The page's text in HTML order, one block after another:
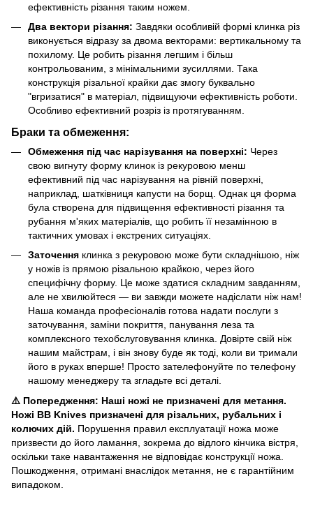
ефективність різання таким ножем.
Два вектори різання: Завдяки особливій формі клинка різ
виконується відразу за двома векторами: вертикальному та
похилому. Це робить різання легшим і більш
контрольованим, з мінімальними зусиллями. Така
конструкція різальної крайки дає змогу буквально
"вгризатися" в матеріал, підвищуючи ефективність роботи.
Особливо ефективний розріз із протягуванням.
Браки та обмеження:
Обмеження під час нарізування на поверхні: Через
свою вигнуту форму клинок із рекуровою менш
ефективний під час нарізування на рівній поверхні,
наприклад, шатківниця капусти на борщ. Однак ця форма
була створена для підвищення ефективності різання та
рубання м'яких матеріалів, що робить її незамінною в
тактичних умовах і екстрених ситуаціях.
Заточення клинка з рекуровою може бути складнішою, ніж
у ножів із прямою різальною крайкою, через його
специфічну форму. Це може здатися складним завданням,
але не хвилюйтеся — ви завжди можете надіслати ніж нам!
Наша команда професіоналів готова надати послуги з
заточування, заміни покриття, панування леза та
комплексного техобслуговування клинка. Довірте свій ніж
нашим майстрам, і він знову буде як тоді, коли ви тримали
його в руках вперше! Просто зателефонуйте по телефону
нашому менеджеру та згладьте всі деталі.
⚠️ Попередження: Наші ножі не призначені для метання.
Ножі BB Knives призначені для різальних, рубальних і
колючих дій. Порушення правил експлуатації ножа може
призвести до його ламання, зокрема до відлого кінчика вістря,
оскільки таке навантаження не відповідає конструкції ножа.
Пошкодження, отримані внаслідок метання, не є гарантійним
випадоком.